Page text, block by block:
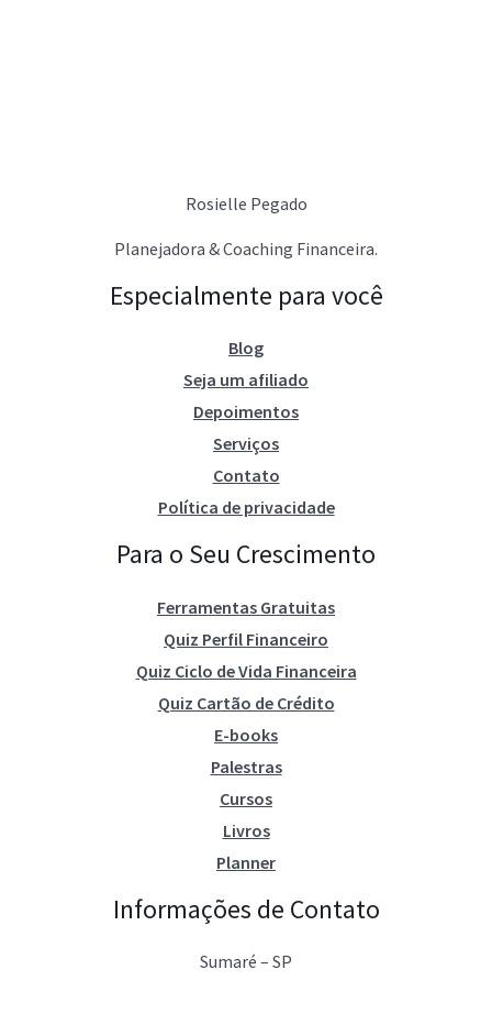
Rosielle Pegado
Planejadora & Coaching Financeira.
Especialmente para você
Blog
Seja um afiliado
Depoimentos
Serviços
Contato
Política de privacidade
Para o Seu Crescimento
Ferramentas Gratuitas
Quiz Perfil Financeiro
Quiz Ciclo de Vida Financeira
Quiz Cartão de Crédito
E-books
Palestras
Cursos
Livros
Planner
Informações de Contato
Sumaré – SP